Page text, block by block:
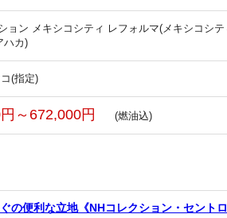
ョン メキシコシティ レフォルマ(メキシコシ
ハカ)
(指定)
～672,000円 (燃油込)
の便利な立地《NHコレクション・セント